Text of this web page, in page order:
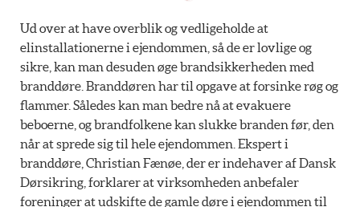
Ud over at have overblik og vedligeholde at
elinstallationerne i ejendommen, så de er lovlige og
sikre, kan man desuden øge brandsikkerheden med
branddøre. Branddøren har til opgave at forsinke røg og
flammer. Således kan man bedre nå at evakuere
beboerne, og brandfolkene kan slukke branden før, den
når at sprede sig til hele ejendommen. Ekspert i
branddøre, Christian Fænøe, der er indehaver af Dansk
Dørsikring, forklarer at virksomheden anbefaler
foreninger at udskifte de gamle døre i ejendommen til